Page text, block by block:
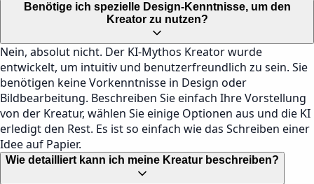
Benötige ich spezielle Design-Kenntnisse, um den
Kreator zu nutzen?
Nein, absolut nicht. Der KI-Mythos Kreator wurde
entwickelt, um intuitiv und benutzerfreundlich zu sein. Sie
benötigen keine Vorkenntnisse in Design oder
Bildbearbeitung. Beschreiben Sie einfach Ihre Vorstellung
von der Kreatur, wählen Sie einige Optionen aus und die KI
erledigt den Rest. Es ist so einfach wie das Schreiben einer
Idee auf Papier.
Wie detailliert kann ich meine Kreatur beschreiben?